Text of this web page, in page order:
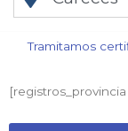
Tramitamos